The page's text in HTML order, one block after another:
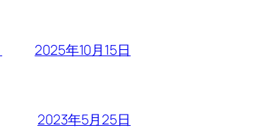
2025年10月15日
2023年5月25日